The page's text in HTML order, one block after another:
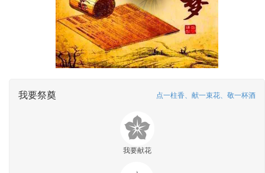
我要祭奠 点一柱香、献一束花、敬一杯酒
我要献花